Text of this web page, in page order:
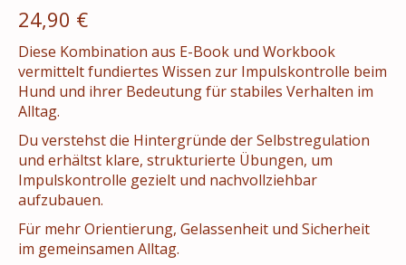
24,90 €
Diese Kombination aus E-Book und Workbook
vermittelt fundiertes Wissen zur Impulskontrolle beim
Hund und ihrer Bedeutung für stabiles Verhalten im
Alltag.
Du verstehst die Hintergründe der Selbstregulation
und erhältst klare, strukturierte Übungen, um
Impulskontrolle gezielt und nachvollziehbar
aufzubauen.
Für mehr Orientierung, Gelassenheit und Sicherheit
im gemeinsamen Alltag.